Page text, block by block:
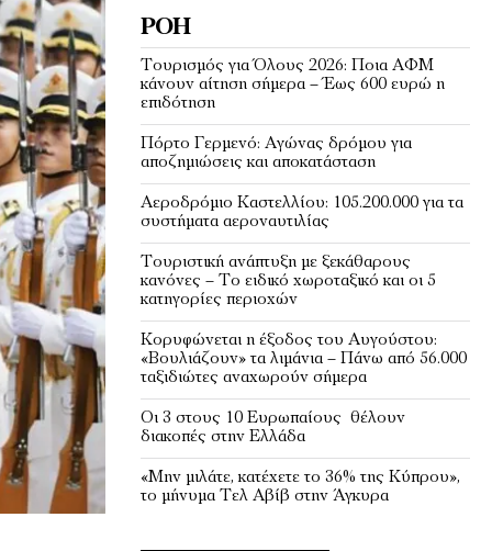
ΡΟΉ
Τουρισμός για Όλους 2026: Ποια ΑΦΜ
κάνουν αίτηση σήμερα – Έως 600 ευρώ η
επιδότηση
Πόρτο Γερμενό: Αγώνας δρόμου για
αποζημιώσεις και αποκατάσταση
Αεροδρόμιο Καστελλίου: 105.200.000 για τα
συστήματα αεροναυτιλίας
Τουριστική ανάπτυξη με ξεκάθαρους
κανόνες – Το ειδικό χωροταξικό και οι 5
κατηγορίες περιοχών
Κορυφώνεται η έξοδος του Αυγούστου:
«Βουλιάζουν» τα λιμάνια – Πάνω από 56.000
ταξιδιώτες αναχωρούν σήμερα
Οι 3 στους 10 Ευρωπαίους θέλουν
διακοπές στην Ελλάδα
«Μην μιλάτε, κατέχετε το 36% της Κύπρου»,
το μήνυμα Τελ Αβίβ στην Άγκυρα